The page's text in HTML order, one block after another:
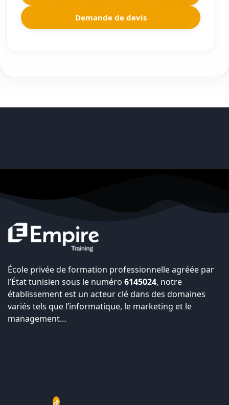
Demande de devis
École privée de formation professionnelle agréée par
l’État tunisien sous le numéro 6145024, notre
établissement est un acteur clé dans des domaines
variés tels que l’informatique, le marketing et le
management…